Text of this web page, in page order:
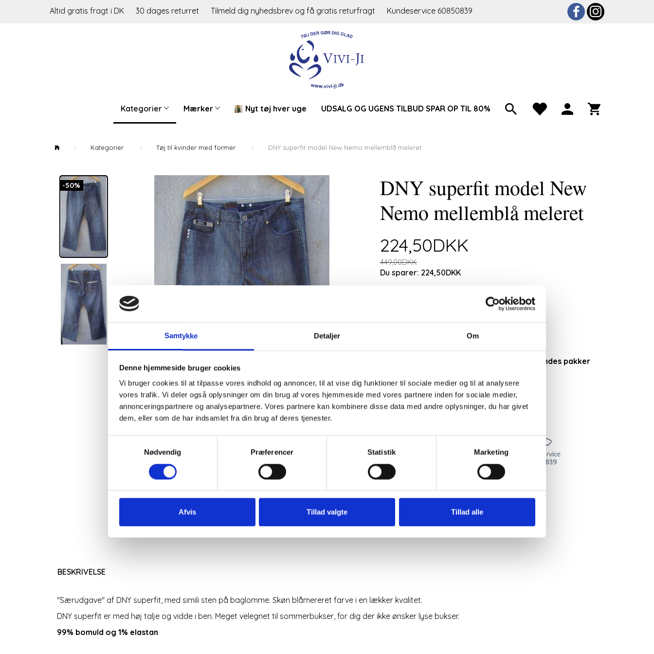
Samtykke Detaljer Om
Denne hjemmeside bruger cookies
Vi bruger cookies til at tilpasse vores indhold og annoncer, til at vise dig funktioner til sociale medier og til at analysere
vores trafik. Vi deler også oplysninger om din brug af vores hjemmeside med vores partnere inden for sociale medier,
annonceringspartnere og analysepartnere. Vores partnere kan kombinere disse data med andre oplysninger, du har givet
dem, eller som de har indsamlet fra din brug af deres tjenester.
Nødvendig
Præferencer Statistik Marketing
Afvis Tillad valgte Tillad alle
Altid gratis fragt i DK 30 dages returret Tilmeld dig nyhedsbrev og få gratis returfragt Kundeservice 60850839
Kategorier Mærker Nyt tøj hver uge UDSALG OG UGENS TILBUD SPAR OP TIL 80%
Kategorier Tøj til kvinder med former DNY superfit model New Nemo mellemblå meleret
-50%
DNY superfit model New
Nemo mellemblå meleret
224,50DKK
449,00DKK
Du sparer: 224,50DKK
Butikken er ferielukket fra 1. august, der sendes pakker
Læg i kurv
99% bomuld og 1% elastan
BESKRIVELSE
"Særudgave" af DNY superfit, med simili sten på baglomme. Skøn blåmereret farve i en lækker kvalitet.
DNY superfit er med høj talje og vidde i ben. Meget velegnet til sommerbukser, for dig der ikke ønsker lyse bukser.
99% bomuld og 1% elastan